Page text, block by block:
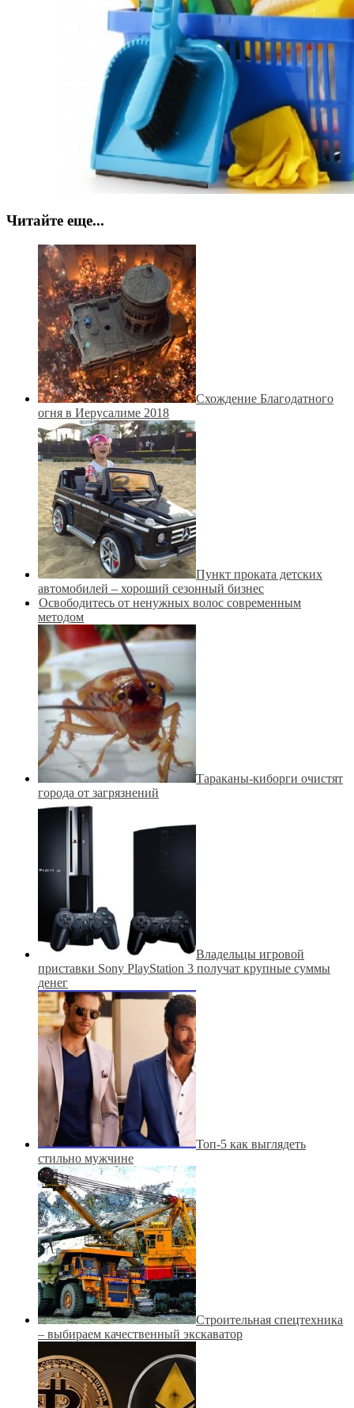
Читайте еще...
Схождение Благодатного
огня в Иерусалиме 2018
Пункт проката детских
автомобилей – хороший сезонный бизнес
Освободитесь от ненужных волос современным
методом
Тараканы-киборги очистят
города от загрязнений
Владельцы игровой
приставки Sony PlayStation 3 получат крупные суммы
денег
Топ-5 как выглядеть
стильно мужчине
Строительная спецтехника
– выбираем качественный экскаватор